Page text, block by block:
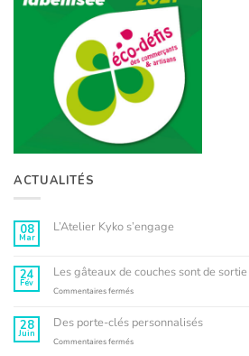
ACTUALITÉS
08
Mar
L’Atelier Kyko s’engage
L’Atelier
Kyko
s’engage
24
Fév
Les gâteaux de couches sont de sortie
Commentaires ferméssur
de
couches
28
Juin
Des porte-clés personnalisés
Commentaires ferméssur